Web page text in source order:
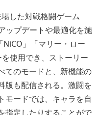
した対戦格闘ゲーム
ップデートや最適化を施
NiCO」「マリー・ロー
使用でき、ストーリー
てのモードと、新機能の
版も配信される。激闘を
モードでは、キャラを自
指定したりすることがで